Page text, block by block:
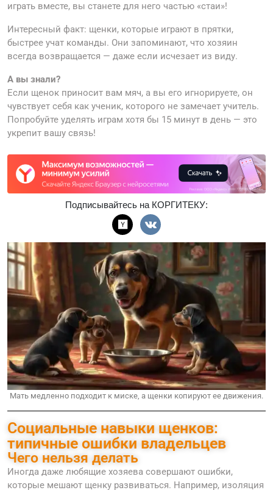
играть вместе, вы станете для него частью «стаи»!
Интересный факт: щенки, которые играют в прятки,
быстрее учат команды. Они запоминают, что хозяин
всегда возвращается — даже если исчезает из виду.
А вы знали?
Если щенок приносит вам мяч, а вы его игнорируете, он
чувствует себя как ученик, которого не замечает учитель.
Попробуйте уделять играм хотя бы 15 минут в день — это
укрепит вашу связь!
Подписывайтесь на КОРГИТЕКУ:
Мать медленно подходит к миске, а щенки копируют ее движения.
Социальные навыки щенков:
типичные ошибки владельцев
Чего нельзя делать
Иногда даже любящие хозяева совершают ошибки,
которые мешают щенку развиваться. Например, изоляция